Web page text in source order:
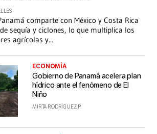
comparte con México y Costa Rica
sequía y ciclones, lo que multiplica los
agrícolas y...
ECONOMÍA
Gobierno de Panamá acelera plan
hídrico ante el fenómeno de El
Niño
MIRTA RODRÍGUEZ P.